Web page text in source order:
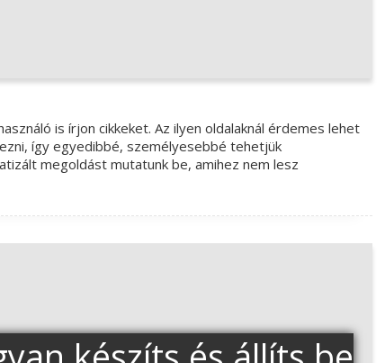
is írjon cikkeket. Az ilyen oldalaknál érdemes lehet
így egyedibbé, személyesebbé tehetjük
megoldást mutatunk be, amihez nem lesz